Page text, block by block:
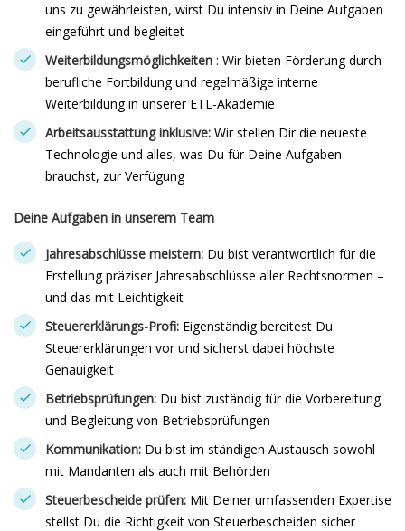
uns zu gewährleisten, wirst Du intensiv in Deine Aufgaben
eingeführt und begleitet
Weiterbildungsmöglichkeiten : Wir bieten Förderung durch
berufliche Fortbildung und regelmäßige interne
Weiterbildung in unserer ETL-Akademie
Arbeitsausstattung inklusive: Wir stellen Dir die neueste
Technologie und alles, was Du für Deine Aufgaben
brauchst, zur Verfügung
Deine Aufgaben in unserem Team
Jahresabschlüsse meistern: Du bist verantwortlich für die
Erstellung präziser Jahresabschlüsse aller Rechtsnormen –
und das mit Leichtigkeit
Steuererklärungs-Profi: Eigenständig bereitest Du
Steuererklärungen vor und sicherst dabei höchste
Genauigkeit
Betriebsprüfungen: Du bist zuständig für die Vorbereitung
und Begleitung von Betriebsprüfungen
Kommunikation: Du bist im ständigen Austausch sowohl
mit Mandanten als auch mit Behörden
Steuerbescheide prüfen: Mit Deiner umfassenden Expertise
stellst Du die Richtigkeit von Steuerbescheiden sicher